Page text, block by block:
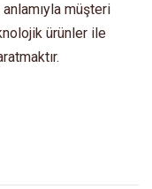
müşteri
ürünler ile